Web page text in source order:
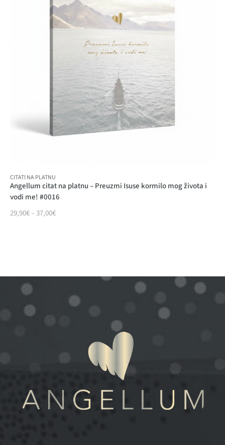
CITATI NA PLATNU
Angellum citat na platnu – Preuzmi Isuse kormilo mog života i
vodi me! #0016
29,90€–37,00€